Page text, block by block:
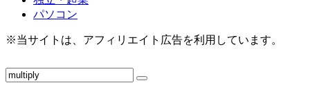
パソコン
※当サイトは、アフィリエイト広告を利用しています。